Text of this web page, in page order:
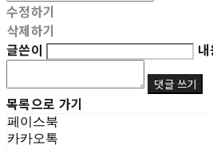
수정하기
삭제하기
글쓴이
댓글 쓰기
목록으로 가기
페이스북
카카오톡